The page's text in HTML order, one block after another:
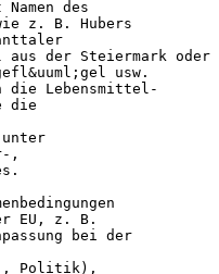
des
z. B. Hubers
aus der Steiermark oder
usw.
die Lebensmittel-
die
unter
,
EU, z. B.
bei der
Politik),